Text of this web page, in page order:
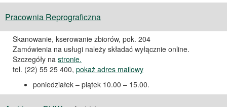
Pracownia Reprograficzna
Skanowanie, kserowanie zbiorów, pok. 204
Zamówienia na usługi należy składać wyłącznie online.
Szczegóły na stronie.
tel. (22) 55 25 400, pokaż adres mailowy
poniedziałek – piątek 10.00 – 15.00.